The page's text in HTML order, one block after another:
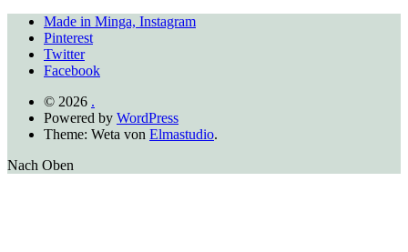
Made in Minga, Instagram
Pinterest
Twitter
Facebook
© 2026 .
Powered by WordPress
Theme: Weta von Elmastudio.
Nach Oben